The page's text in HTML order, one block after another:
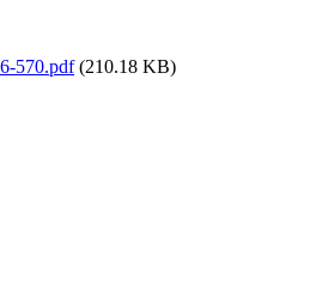
570.pdf(210.18 KB)